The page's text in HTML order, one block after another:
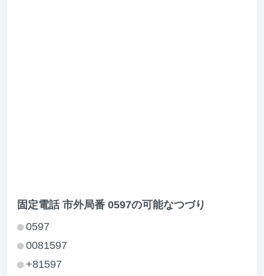
固定電話 市外局番 0597の可能なつづり
0597
0081597
+81597